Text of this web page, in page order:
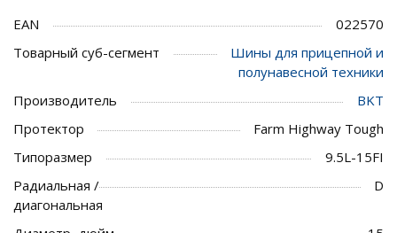
EAN
022570
Товарный суб-сегмент
Шины для прицепной и
полунавесной техники
Производитель
BKT
Протектор
Farm Highway Tough
Типоразмер
9.5L-15FI
Радиальная /
диагональная
D